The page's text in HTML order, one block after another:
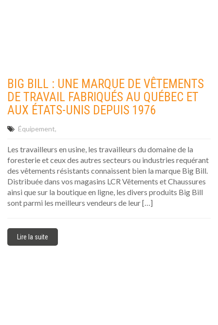
BIG BILL : UNE MARQUE DE VÊTEMENTS
DE TRAVAIL FABRIQUÉS AU QUÉBEC ET
AUX ÉTATS-UNIS DEPUIS 1976
Équipement
Les travailleurs en usine, les travailleurs du domaine de la
foresterie et ceux des autres secteurs ou industries requérant
des vêtements résistants connaissent bien la marque Big Bill.
Distribuée dans vos magasins LCR Vêtements et Chaussures
ainsi que sur la boutique en ligne, les divers produits Big Bill
sont parmi les meilleurs vendeurs de leur […]
Lire la suite